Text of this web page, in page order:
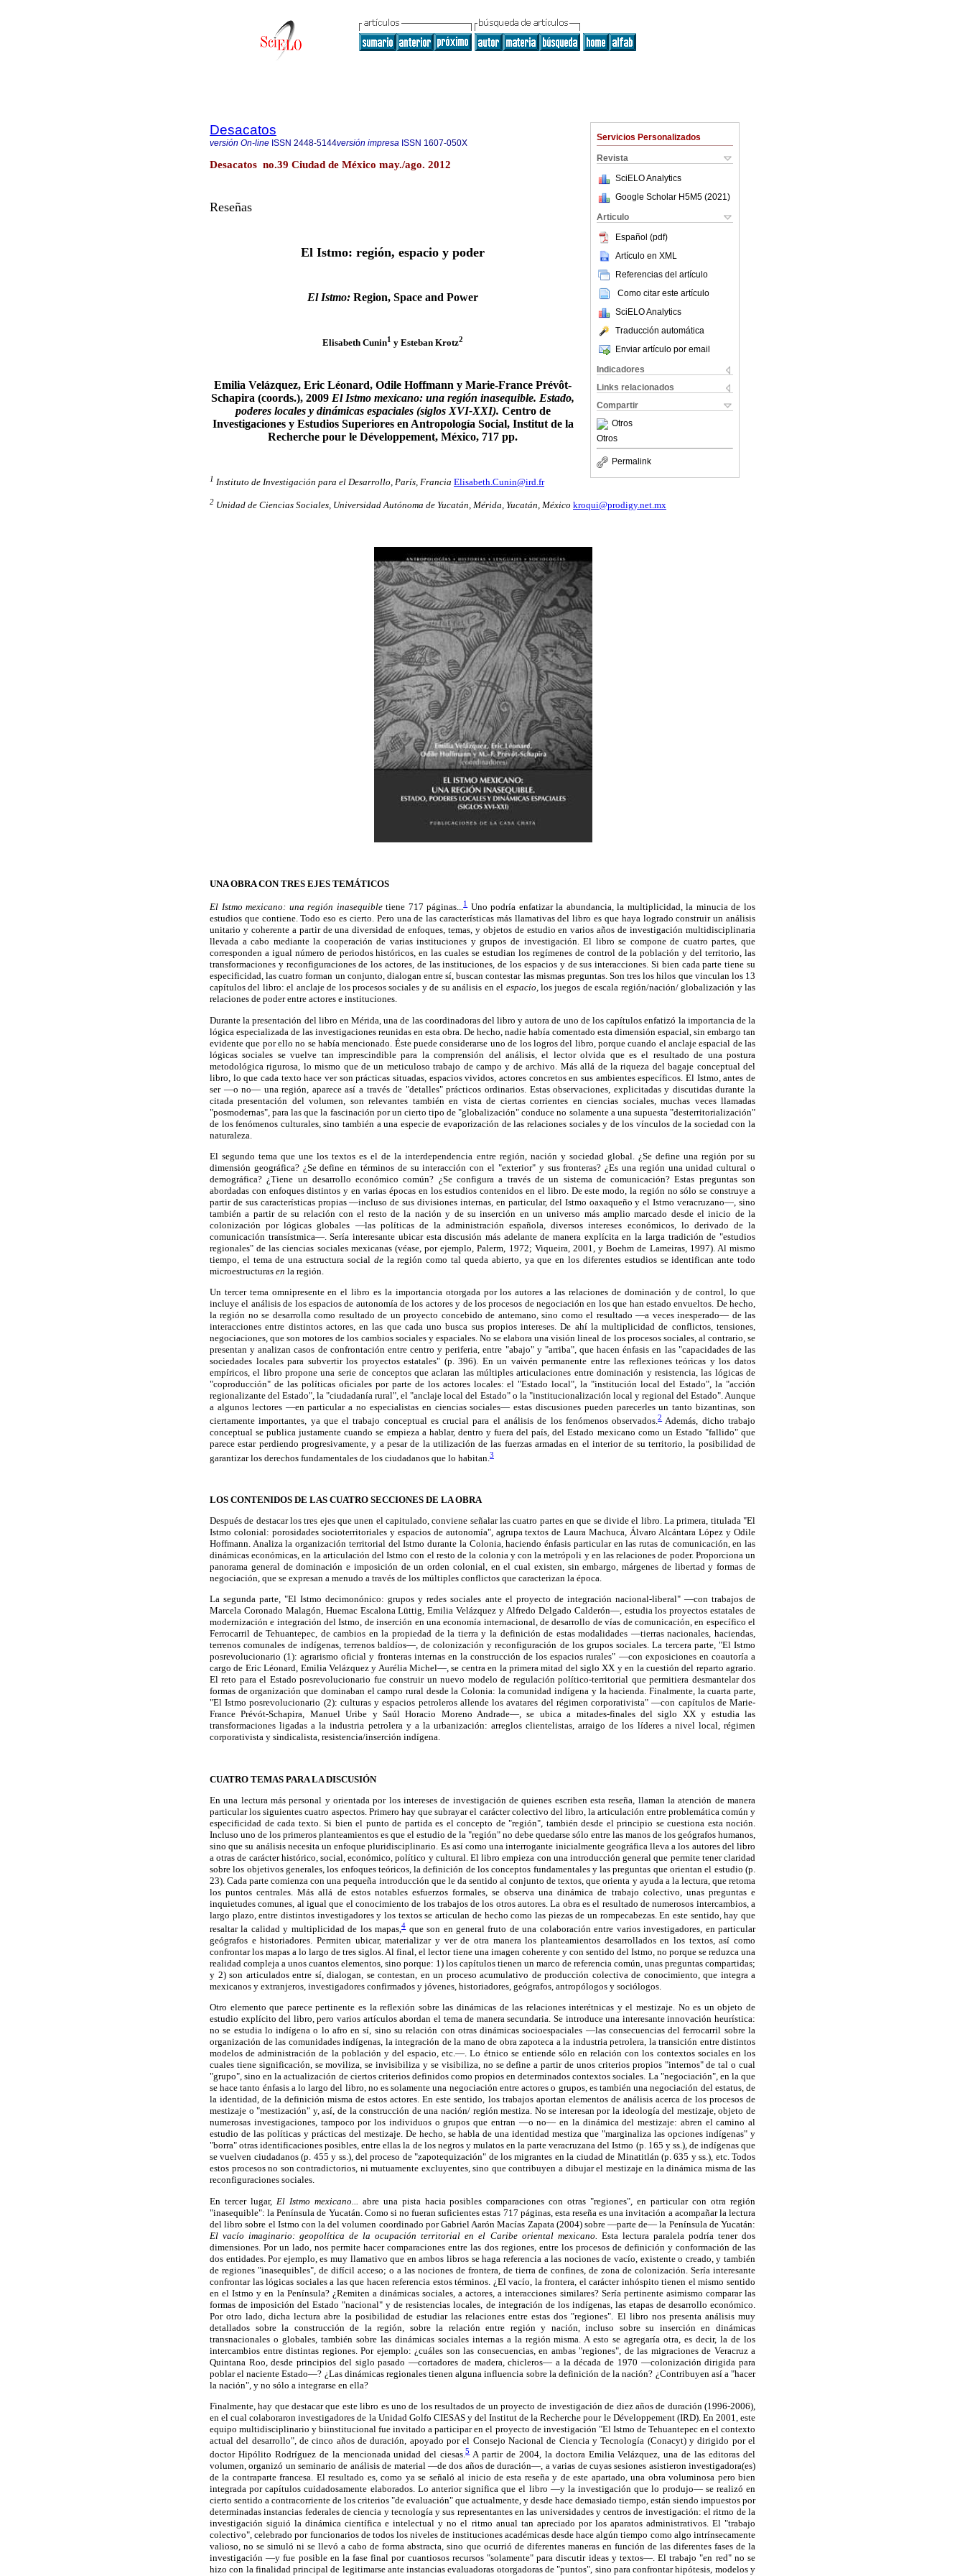
Servicios Personalizados
Revista
SciELO Analytics
Google Scholar H5M5 (2021 )
Articulo
Español (pdf)
Artículo en XML
Referencias del artículo
Como citar este artículo
SciELO Analytics
Traducción automática
Enviar artículo por email
Indicadores
Links relacionados
Compartir
Otros
Otros
Permalink
Desacatos
versión On-line ISSN 2448-5144versión impresa ISSN 1607-050X
Desacatos no.39 Ciudad de México may./ago. 2012
Reseñas
El Istmo: región, espacio y poder
El Istmo: Region, Space and Power
Elisabeth Cunin1 y Esteban Krotz2
Emilia Velázquez, Eric Léonard, Odile Hoffmann y Marie-France Prévôt-
Schapira (coords.), 2009 El Istmo mexicano: una región inasequible. Estado,
poderes locales y dinámicas espaciales (siglos XVI-XXI). Centro de
Investigaciones y Estudios Superiores en Antropología Social, Institut de la
Recherche pour le Développement, México, 717 pp.
1 Instituto de Investigación para el Desarrollo, París, Francia Elisabeth.Cunin@ird.fr
2 Unidad de Ciencias Sociales, Universidad Autónoma de Yucatán, Mérida, Yucatán, México kroqui@prodigy.net.mx
UNA OBRA CON TRES EJES TEMÁTICOS
El Istmo mexicano: una región inasequibletiene 717 páginas...1Uno podría enfatizar la abundancia, la multiplicidad, la minucia de los
estudios que contiene. Todo eso es cierto. Pero una de las características más llamativas del libro es que haya logrado construir un análisis
unitario y coherente a partir de una diversidad de enfoques, temas, y objetos de estudio en varios años de investigación multidisciplinaria
llevada a cabo mediante la cooperación de varias instituciones y grupos de investigación. El libro se compone de cuatro partes, que
corresponden a igual número de periodos históricos, en las cuales se estudian los regímenes de control de la población y del territorio, las
transformaciones y reconfiguraciones de los actores, de las instituciones, de los espacios y de sus interacciones. Si bien cada parte tiene su
especificidad, las cuatro forman un conjunto, dialogan entre sí, buscan contestar las mismas preguntas. Son tres los hilos que vinculan los 13
capítulos del libro: el anclaje de los procesos sociales y de su análisis en el espacio,los juegos de escala región/nación/ globalización y las
relaciones de poder entre actores e instituciones.
Durante la presentación del libro en Mérida, una de las coordinadoras del libro y autora de uno de los capítulos enfatizó la importancia de la
lógica especializada de las investigaciones reunidas en esta obra. De hecho, nadie había comentado esta dimensión espacial, sin embargo tan
evidente que por ello no se había mencionado. Éste puede considerarse uno de los logros del libro, porque cuando el anclaje espacial de las
lógicas sociales se vuelve tan imprescindible para la comprensión del análisis, el lector olvida que es el resultado de una postura
metodológica rigurosa, lo mismo que de un meticuloso trabajo de campo y de archivo. Más allá de la riqueza del bagaje conceptual del
libro, lo que cada texto hace ver son prácticas situadas, espacios vividos, actores concretos en sus ambientes específicos. El Istmo, antes de
ser —o no— una región, aparece así a través de "detalles" prácticos ordinarios. Estas observaciones, explicitadas y discutidas durante la
citada presentación del volumen, son relevantes también en vista de ciertas corrientes en ciencias sociales, muchas veces llamadas
"posmodernas", para las que la fascinación por un cierto tipo de "globalización" conduce no solamente a una supuesta "desterritorialización"
de los fenómenos culturales, sino también a una especie de evaporización de las relaciones sociales y de los vínculos de la sociedad con la
naturaleza.
El segundo tema que une los textos es el de la interdependencia entre región, nación y sociedad global. ¿Se define una región por su
dimensión geográfica? ¿Se define en términos de su interacción con el "exterior" y sus fronteras? ¿Es una región una unidad cultural o
demográfica? ¿Tiene un desarrollo económico común? ¿Se configura a través de un sistema de comunicación? Estas preguntas son
abordadas con enfoques distintos y en varias épocas en los estudios contenidos en el libro. De este modo, la región no sólo se construye a
partir de sus características propias —incluso de sus divisiones internas, en particular, del Istmo oaxaqueño y el Istmo veracruzano—, sino
también a partir de su relación con el resto de la nación y de su inserción en un universo más amplio marcado desde el inicio de la
colonización por lógicas globales —las políticas de la administración española, diversos intereses económicos, lo derivado de la
comunicación transístmica—. Sería interesante ubicar esta discusión más adelante de manera explícita en la larga tradición de "estudios
regionales" de las ciencias sociales mexicanas (véase, por ejemplo, Palerm, 1972; Viqueira, 2001, y Boehm de Lameiras, 1997). Al mismo
tiempo, el tema de una estructura social dela región como tal queda abierto, ya que en los diferentes estudios se identifican ante todo
microestructuras en la región.
Un tercer tema omnipresente en el libro es la importancia otorgada por los autores a las relaciones de dominación y de control, lo que
incluye el análisis de los espacios de autonomía de los actores y de los procesos de negociación en los que han estado envueltos. De hecho,
la región no se desarrolla como resultado de un proyecto concebido de antemano, sino como el resultado —a veces inesperado— de las
interacciones entre distintos actores, en las que cada uno busca sus propios intereses. De ahí la multiplicidad de conflictos, tensiones,
negociaciones, que son motores de los cambios sociales y espaciales. No se elabora una visión lineal de los procesos sociales, al contrario, se
presentan y analizan casos de confrontación entre centro y periferia, entre "abajo" y "arriba", que hacen énfasis en las "capacidades de las
sociedades locales para subvertir los proyectos estatales" (p. 396). En un vaivén permanente entre las reflexiones teóricas y los datos
empíricos, el libro propone una serie de conceptos que aclaran las múltiples articulaciones entre dominación y resistencia, las lógicas de
"coproducción" de las políticas oficiales por parte de los actores locales: el "Estado local", la "institución local del Estado", la "acción
regionalizante del Estado", la "ciudadanía rural", el "anclaje local del Estado" o la "institucionalización local y regional del Estado". Aunque
a algunos lectores —en particular a no especialistas en ciencias sociales— estas discusiones pueden parecerles un tanto bizantinas, son
ciertamente importantes, ya que el trabajo conceptual es crucial para el análisis de los fenómenos observados.2Además, dicho trabajo
conceptual se publica justamente cuando se empieza a hablar, dentro y fuera del país, del Estado mexicano como un Estado "fallido" que
parece estar perdiendo progresivamente, y a pesar de la utilización de las fuerzas armadas en el interior de su territorio, la posibilidad de
garantizar los derechos fundamentales de los ciudadanos que lo habitan. 3
LOS CONTENIDOS DE LAS CUATRO SECCIONES DE LA OBRA
Después de destacar los tres ejes que unen el capitulado, conviene señalar las cuatro partes en que se divide el libro. La primera, titulada "El
Istmo colonial: porosidades socioterritoriales y espacios de autonomía", agrupa textos de Laura Machuca, Álvaro Alcántara López y Odile
Hoffmann. Analiza la organización territorial del Istmo durante la Colonia, haciendo énfasis particular en las rutas de comunicación, en las
dinámicas económicas, en la articulación del Istmo con el resto de la colonia y con la metrópoli y en las relaciones de poder. Proporciona un
panorama general de dominación e imposición de un orden colonial, en el cual existen, sin embargo, márgenes de libertad y formas de
negociación, que se expresan a menudo a través de los múltiples conflictos que caracterizan la época.
La segunda parte, "El Istmo decimonónico: grupos y redes sociales ante el proyecto de integración nacional-liberal" —con trabajos de
Marcela Coronado Malagón, Huemac Escalona Lüttig, Emilia Velázquez y Alfredo Delgado Calderón—, estudia los proyectos estatales de
modernización e integración del Istmo, de inserción en una economía internacional, de desarrollo de vías de comunicación, en específico el
Ferrocarril de Tehuantepec, de cambios en la propiedad de la tierra y la definición de estas modalidades —tierras nacionales, haciendas,
terrenos comunales de indígenas, terrenos baldíos—, de colonización y reconfiguración de los grupos sociales. La tercera parte, "El Istmo
posrevolucionario (1): agrarismo oficial y fronteras internas en la construcción de los espacios rurales" —con exposiciones en coautoría a
cargo de Eric Léonard, Emilia Velázquez y Aurélia Michel—, se centra en la primera mitad del siglo XX y en la cuestión del reparto agrario.
El reto para el Estado posrevolucionario fue construir un nuevo modelo de regulación político-territorial que permitiera desmantelar dos
formas de organización que dominaban el campo rural desde la Colonia: la comunidad indígena y la hacienda. Finalmente, la cuarta parte,
"El Istmo posrevolucionario (2): culturas y espacios petroleros allende los avatares del régimen corporativista" —con capítulos de Marie-
France Prévót-Schapira, Manuel Uribe y Saúl Horacio Moreno Andrade—, se ubica a mitades-finales del siglo XX y estudia las
transformaciones ligadas a la industria petrolera y a la urbanización: arreglos clientelistas, arraigo de los líderes a nivel local, régimen
corporativista y sindicalista, resistencia/inserción indígena.
CUATRO TEMAS PARA LA DISCUSIÓN
En una lectura más personal y orientada por los intereses de investigación de quienes escriben esta reseña, llaman la atención de manera
particular los siguientes cuatro aspectos. Primero hay que subrayar el carácter colectivo del libro, la articulación entre problemática común y
especificidad de cada texto. Si bien el punto de partida es el concepto de "región", también desde el principio se cuestiona esta noción.
Incluso uno de los primeros planteamientos es que el estudio de la "región" no debe quedarse sólo entre las manos de los geógrafos humanos,
sino que su análisis necesita un enfoque pluridisciplinario. Es así como una interrogante inicialmente geográfica lleva a los autores del libro
a otras de carácter histórico, social, económico, político y cultural. El libro empieza con una introducción general que permite tener claridad
sobre los objetivos generales, los enfoques teóricos, la definición de los conceptos fundamentales y las preguntas que orientan el estudio (p.
23). Cada parte comienza con una pequeña introducción que le da sentido al conjunto de textos, que orienta y ayuda a la lectura, que retoma
los puntos centrales. Más allá de estos notables esfuerzos formales, se observa una dinámica de trabajo colectivo, unas preguntas e
inquietudes comunes, al igual que el conocimiento de los trabajos de los otros autores. La obra es el resultado de numerosos intercambios, a
largo plazo, entre distintos investigadores y los textos se articulan de hecho como las piezas de un rompecabezas. En este sentido, hay que
resaltar la calidad y multiplicidad de los mapas,4que son en general fruto de una colaboración entre varios investigadores, en particular
geógrafos e historiadores. Permiten ubicar, materializar y ver de otra manera los planteamientos desarrollados en los textos, así como
confrontar los mapas a lo largo de tres siglos. Al final, el lector tiene una imagen coherente y con sentido del Istmo, no porque se reduzca una
realidad compleja a unos cuantos elementos, sino porque: 1) los capítulos tienen un marco de referencia común, unas preguntas compartidas;
y 2) son articulados entre sí, dialogan, se contestan, en un proceso acumulativo de producción colectiva de conocimiento, que integra a
mexicanos y extranjeros, investigadores confirmados y jóvenes, historiadores, geógrafos, antropólogos y sociólogos.
Otro elemento que parece pertinente es la reflexión sobre las dinámicas de las relaciones interétnicas y el mestizaje. No es un objeto de
estudio explícito del libro, pero varios artículos abordan el tema de manera secundaria. Se introduce una interesante innovación heurística:
no se estudia lo indígena o lo afro en sí, sino su relación con otras dinámicas socioespaciales —las consecuencias del ferrocarril sobre la
organización de las comunidades indígenas, la integración de la mano de obra zapoteca a la industria petrolera, la transición entre distintos
modelos de administración de la población y del espacio, etc.—. Lo étnico se entiende sólo en relación con los contextos sociales en los
cuales tiene significación, se moviliza, se invisibiliza y se visibiliza, no se define a partir de unos criterios propios "internos" de tal o cual
"grupo", sino en la actualización de ciertos criterios definidos como propios en determinados contextos sociales. La "negociación", en la que
se hace tanto énfasis a lo largo del libro, no es solamente una negociación entre actores o grupos, es también una negociación del estatus, de
la identidad, de la definición misma de estos actores. En este sentido, los trabajos aportan elementos de análisis acerca de los procesos de
mestizaje o "mestización" y, así, de la construcción de una nación/ región mestiza. No se interesan por la ideología del mestizaje, objeto de
numerosas investigaciones, tampoco por los individuos o grupos que entran —o no— en la dinámica del mestizaje: abren el camino al
estudio de las políticas y prácticas del mestizaje. De hecho, se habla de una identidad mestiza que "marginaliza las opciones indígenas" y
"borra" otras identificaciones posibles, entre ellas la de los negros y mulatos en la parte veracruzana del Istmo (p. 165 y ss.), de indígenas que
se vuelven ciudadanos (p. 455 y ss.), del proceso de "zapotequización" de los migrantes en la ciudad de Minatitlán (p. 635 y ss.), etc. Todos
estos procesos no son contradictorios, ni mutuamente excluyentes, sino que contribuyen a dibujar el mestizaje en la dinámica misma de las
reconfiguraciones sociales.
En tercer lugar, El Istmo mexicano...
abre una pista hacia posibles comparaciones con otras "regiones", en particular con otra región
"inasequible": la Península de Yucatán. Como si no fueran suficientes estas 717 páginas, esta reseña es una invitación a acompañar la lectura
del libro sobre el Istmo con la del volumen coordinado por Gabriel Aarón Macías Zapata (2004) sobre —parte de— la Península de Yucatán:
El vacío imaginario: geopolítica de la ocupación territorial en el Caribe oriental mexicano.
Esta lectura paralela podría tener dos
dimensiones. Por un lado, nos permite hacer comparaciones entre las dos regiones, entre los procesos de definición y conformación de las
dos entidades. Por ejemplo, es muy llamativo que en ambos libros se haga referencia a las nociones de vacío, existente o creado, y también
de regiones "inasequibles", de difícil acceso; o a las nociones de frontera, de tierra de confines, de zona de colonización. Sería interesante
confrontar las lógicas sociales a las que hacen referencia estos términos. ¿El vacío, la frontera, el carácter inhóspito tienen el mismo sentido
en el Istmo y en la Península? ¿Remiten a dinámicas sociales, a actores, a interacciones similares? Sería pertinente asimismo comparar las
formas de imposición del Estado "nacional" y de resistencias locales, de integración de los indígenas, las etapas de desarrollo económico.
Por otro lado, dicha lectura abre la posibilidad de estudiar las relaciones entre estas dos "regiones". El libro nos presenta análisis muy
detallados sobre la construcción de la región, sobre la relación entre región y nación, incluso sobre su inserción en dinámicas
transnacionales o globales, también sobre las dinámicas sociales internas a la región misma. A esto se agregaría otra, es decir, la de los
intercambios entre distintas regiones. Por ejemplo: ¿cuáles son las consecuencias, en ambas "regiones", de las migraciones de Veracruz a
Quintana Roo, desde principios del siglo pasado —cortadores de madera, chicleros— a la década de 1970 —colonización dirigida para
poblar el naciente Estado—? ¿Las dinámicas regionales tienen alguna influencia sobre la definición de la nación? ¿Contribuyen así a "hacer
la nación", y no sólo a integrarse en ella?
Finalmente, hay que destacar que este libro es uno de los resultados de un proyecto de investigación de diez años de duración (1996-2006),
en el cual colaboraron investigadores de la Unidad Golfo CIESAS y del Institut de la Recherche pour le Développement (IRD). En 2001, este
equipo multidisciplinario y biinstitucional fue invitado a participar en el proyecto de investigación "El Istmo de Tehuantepec en el contexto
actual del desarrollo", de cinco años de duración, apoyado por el Consejo Nacional de Ciencia y Tecnología (Conacyt) y dirigido por el
doctor Hipólito Rodríguez de la mencionada unidad del ciesas.5A partir de 2004, la doctora Emilia Velázquez, una de las editoras del
volumen, organizó un seminario de análisis de material —de dos años de duración—, a varias de cuyas sesiones asistieron investigadora(es)
de la contraparte francesa. El resultado es, como ya se señaló al inicio de esta reseña y de este apartado, una obra voluminosa pero bien
integrada por capítulos cuidadosamente elaborados. Lo anterior significa que el libro —y la investigación que lo produjo— se realizó en
cierto sentido a contracorriente de los criterios "de evaluación" que actualmente, y desde hace demasiado tiempo, están siendo impuestos por
determinadas instancias federales de ciencia y tecnología y sus representantes en las universidades y centros de investigación: el ritmo de la
investigación siguió la dinámica científica e intelectual y no el ritmo anual tan apreciado por los aparatos administrativos. El "trabajo
colectivo", celebrado por funcionarios de todos los niveles de instituciones académicas desde hace algún tiempo como algo intrínsecamente
valioso, no se simuló ni se llevó a cabo de forma abstracta, sino que ocurrió de diferentes maneras en función de las diferentes fases de la
investigación —y fue posible en la fase final por cuantiosos recursos "solamente" para discutir ideas y textos—. El trabajo "en red" no se
hizo con la finalidad principal de legitimarse ante instancias evaluadoras otorgadoras de "puntos", sino para confrontar hipótesis, modelos y